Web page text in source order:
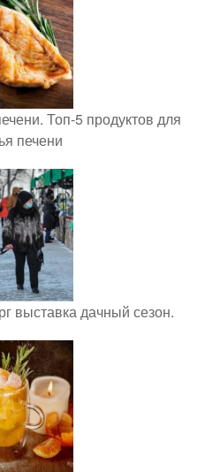
Топ-5 продуктов для
печени
выставка дачный сезон.